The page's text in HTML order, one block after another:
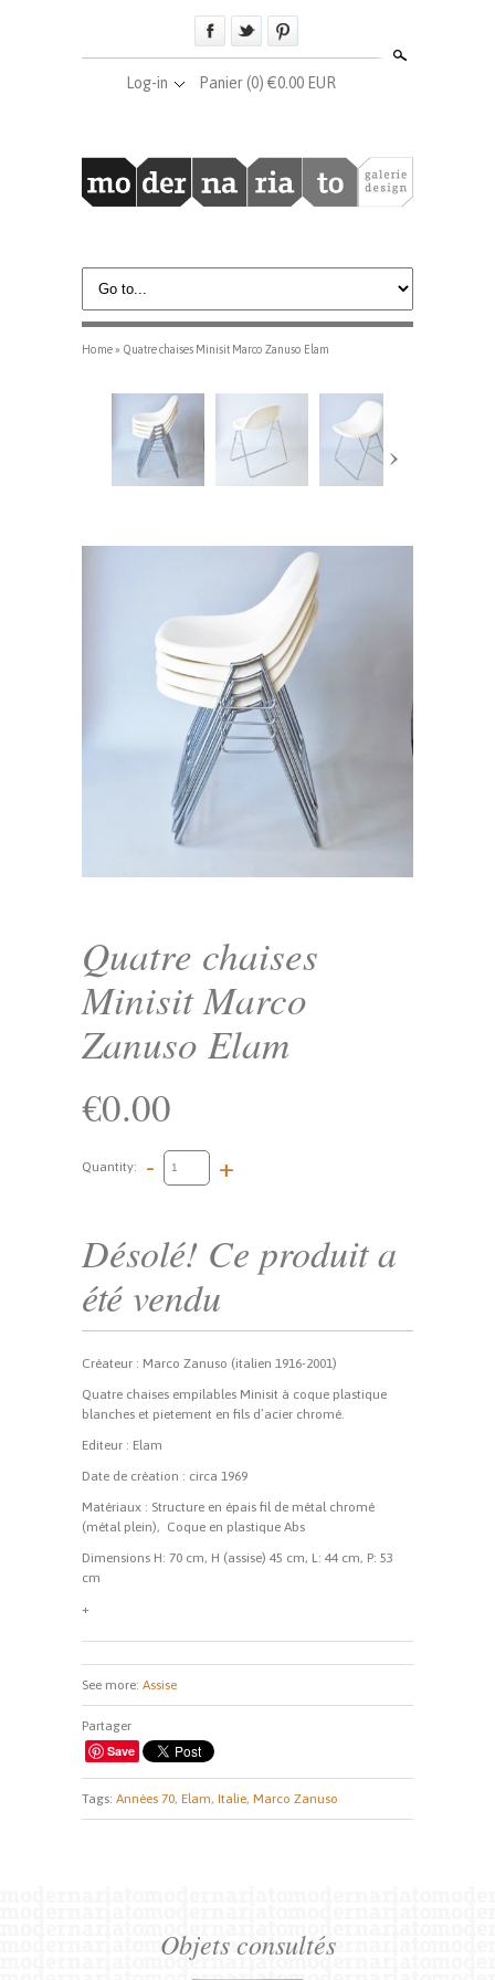
Log-in Panier(0) €0.00 EUR
Home» Quatre chaises Minisit Marco Zanuso Elam
›
Quatre chaises
Minisit Marco
Zanuso Elam
€0.00
Quantity: - +
Désolé! Ce produit a
été vendu
Créateur : Marco Zanuso (italien 1916-2001)
Quatre chaises empilables Minisit à coque plastique
blanches et pietement en fils d’acier chromé.
Editeur : Elam
Date de création : circa 1969
Matériaux : Structure en épais fil de métal chromé
(métal plein), Coque en plastique Abs
Dimensions H: 70 cm, H (assise) 45 cm, L: 44 cm, P: 53
cm
+
See more: Assise
Partager
Save
Tags: Années 70, Elam, Italie, Marco Zanuso
Objets consultés